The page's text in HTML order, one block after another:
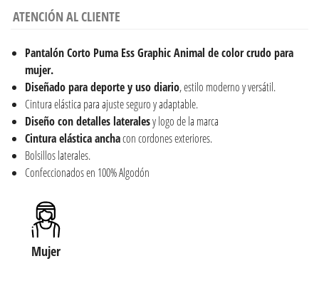
ATENCIÓN AL CLIENTE
Pantalón Corto Puma Ess Graphic Animal de color crudo para
mujer.
Diseñado para deporte y uso diario, estilo moderno y versátil.
Cintura elástica para ajuste seguro y adaptable.
Diseño con detalles lateralesy logo de la marca
Cintura elástica anchacon cordones exteriores.
Bolsillos laterales.
Confeccionados en 100% Algodón
Mujer